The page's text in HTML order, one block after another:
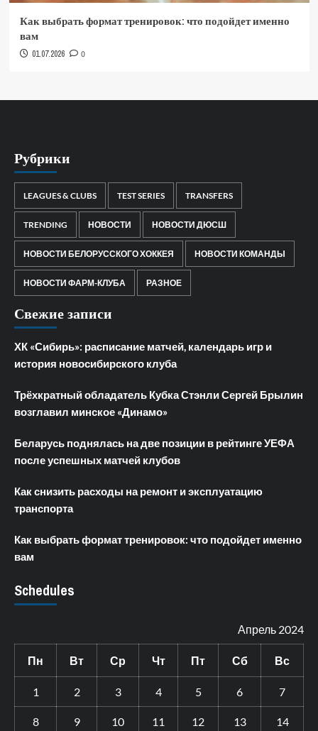
Как выбрать формат тренировок: что подойдет именно
вам
01.07.2026 0
Рубрики
LEAGUES & CLUBS TEST SERIES TRANSFERS
TRENDING НОВОСТИ НОВОСТИ ДЮСШ
НОВОСТИ БЕЛОРУССКОГО ХОККЕЯ НОВОСТИ КОМАНДЫ
НОВОСТИ ФАРМ-КЛУБА РАЗНОЕ
Свежие записи
ХК «Сибирь»: расписание матчей, календарь игр и
история новосибирского клуба
Трёхкратный обладатель Кубка Стэнли Сергей Брылин
возглавил минское «Динамо»
Беларусь поднялась на две позиции в рейтинге УЕФА
после успешных матчей клубов
Как снизить расходы на ремонт и эксплуатацию
транспорта
Как выбрать формат тренировок: что подойдет именно
вам
Schedules
Апрель 2024
Пн Вт Ср Чт Пт Сб Вс
1 2 3 4 5 6 7
8 9 10 11 12 13 14